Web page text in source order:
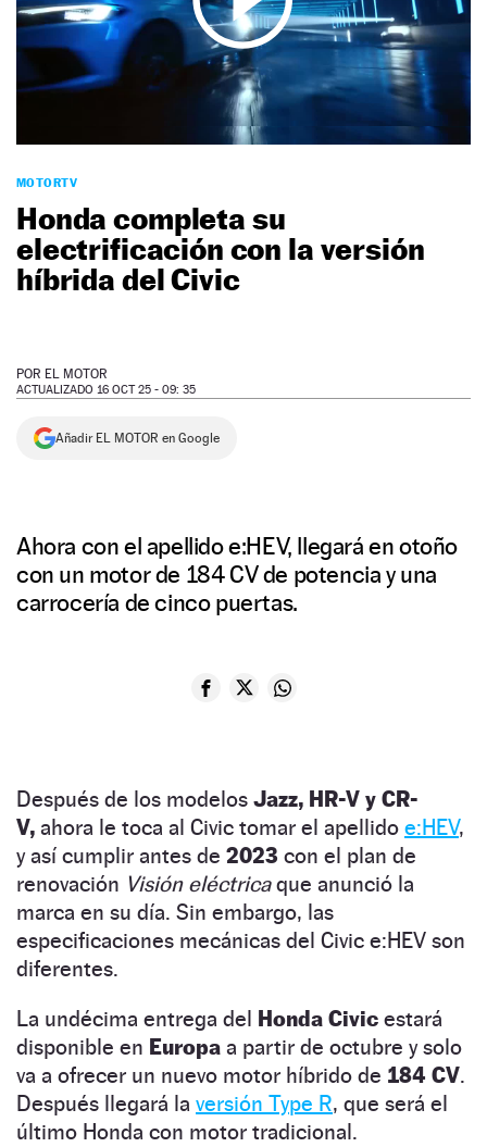
NEWSLETTER
SÍGUENOS
MOTORTV
Honda completa su
electrificación con la versión
híbrida del Civic
POR EL MOTOR
ACTUALIZADO 16 OCT 25 - 09: 35
Añadir EL MOTOR en Google
Ahora con el apellido e:HEV, llegará en otoño
con un motor de 184 CV de potencia y una
carrocería de cinco puertas.
Después de los modelos Jazz, HR-V y CR-
V, ahora le toca al Civic tomar el apellido e:HEV,
y así cumplir antes de 2023 con el plan de
renovación Visión eléctricaque anunció la
marca en su día. Sin embargo, las
especificaciones mecánicas del Civic e:HEV son
diferentes.
La undécima entrega del Honda Civic estará
disponible en Europa a partir de octubre y solo
va a ofrecer un nuevo motor híbrido de 184 CV.
Después llegará la versión Type R, que será el
último Honda con motor tradicional.